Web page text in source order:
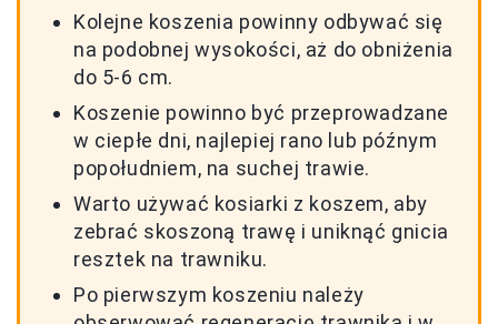
Kolejne koszenia powinny odbywać się
na podobnej wysokości, aż do obniżenia
do 5-6 cm.
Koszenie powinno być przeprowadzane
w ciepłe dni, najlepiej rano lub późnym
popołudniem, na suchej trawie.
Warto używać kosiarki z koszem, aby
zebrać skoszoną trawę i uniknąć gnicia
resztek na trawniku.
Po pierwszym koszeniu należy